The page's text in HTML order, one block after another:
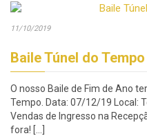
11/10/2019
Baile Túnel do
O nosso Baile de Fim de Ano
Tempo. Data: 07/12/19 Local:
Vendas de Ingresso na
fora! […]